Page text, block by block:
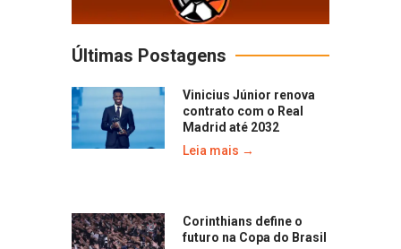
Últimas Postagens
Vinicius Júnior renova
contrato com o Real
Madrid até 2032
Leia mais →
Corinthians define o
futuro na Copa do Brasil